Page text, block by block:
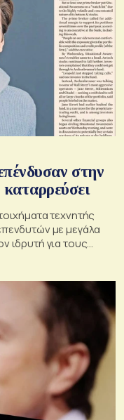
στην
τεχνητής
με μεγάλα
ιδρυτή για τους